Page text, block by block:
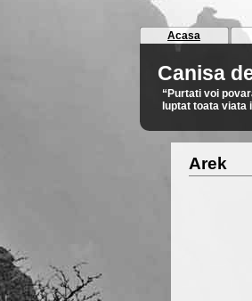
Acasa
Canisa
“Purtati voi
luptat toata viata
Arek